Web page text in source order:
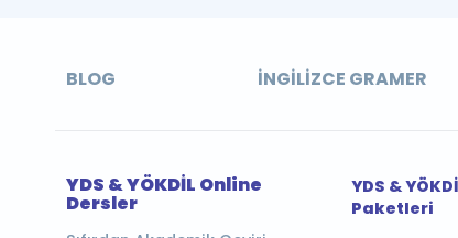
BLOG İNGILIZCE GRAMER
YDS & YÖKDİL Online
Dersler
YDS &
Paketleri